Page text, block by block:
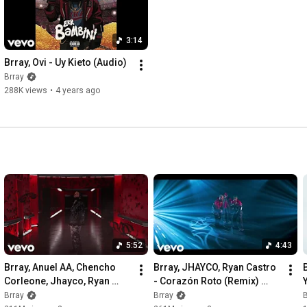
Music video by Brray performing La Sacra Famiglia.© 2026
UMG Recordings, Inc.
3:14
Brray, Ovi - Uy Kieto (Audio)
Brray
288K views • 4 years ago
5:52
Brray, Anuel AA, Chencho
Corleone, Jhayco, Ryan
Castro - Corazón Roto pt.3
Brray
4:43
Brray, JHAYCO, Ryan Castro
- Corazón Roto (Remix)
(Official Video)
Brray